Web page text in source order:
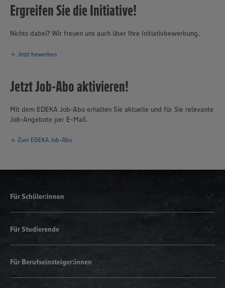
Ergreifen Sie die Initiative!
Nichts dabei? Wir freuen uns auch über Ihre Initiativbewerbung.
Jetzt bewerben
Jetzt Job-Abo aktivieren!
Mit dem EDEKA Job-Abo erhalten Sie aktuelle und für Sie relevante
Job-Angebote per E-Mail.
Zum EDEKA Job-Abo
Für Schüler:innen
Für Studierende
Für Berufseinsteiger:innen